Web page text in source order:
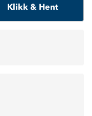
Klikk & Hent